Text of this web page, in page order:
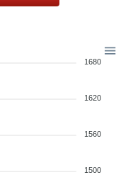
1680
1620
1560
1500